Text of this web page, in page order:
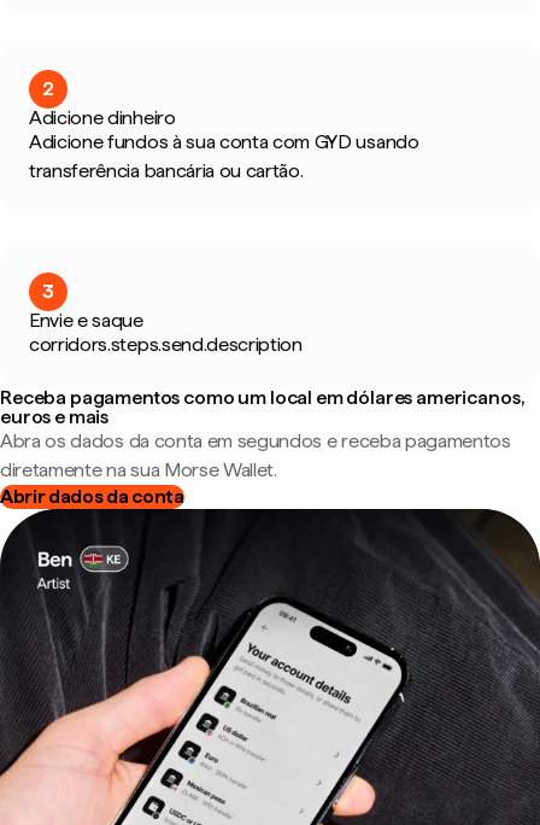
2
Adicione dinheiro
Adicione fundos à sua conta com GYD usando
transferência bancária ou cartão.
3
Envie e saque
corridors.steps.send.description
Receba pagamentos como um local em dólares americanos,
euros e mais
Abra os dados da conta em segundos e receba pagamentos
diretamente na sua Morse Wallet.
Abrir dados da conta